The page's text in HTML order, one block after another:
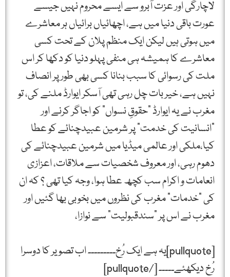
لاچارگی اور عزت آبرو سے ایسے محروم نہیں جیسے
عورت باقی دنیا ميں ہے، اچھائیاں برائیاں ہر معاشرے
میں ہوتی ہیں لیکن ایک منظم پلان کے تحت کسی
معاشرے کا ہمیشہ ہی منفی پہلو دنیا کو دکھا کر اس
ملت کی رسوائی کا سبب بنانا کسی بھی طور پر انصاف
نہیں ہے، خیر بات چل رہی تھی آسکر ایوارڈ ملنے کی، تو
مغرب نے یہ ایوارڈ "حقوقِ نسواں” کو اجاگر کرنے اور
"انسانیت کی خدمت” پر شرمین عبیدچنائے کو عطا
کیا،ملکی اور عالمی میڈیا میں شرمین عبیدچنائے کی
دھوم رہی، اور معروف شخصیات سے ملاقات، اعزازی
انعامات و اکرام سب کچھ عطا ہوا، وجہ کیا تھی ؟ کہ ان
کی "خدمات” مغرب کی نظروں میں بخوبی بھا گئیں اور
مغرب نے اس پر "سندقبولیت” سے نوازا،
[pullquote]یہ ہے ایک رُخ۔۔۔۔۔۔۔۔۔ اب تصویر کا دوسرا
رُخ دیکھئے۔۔۔۔۔ [/pullquote]